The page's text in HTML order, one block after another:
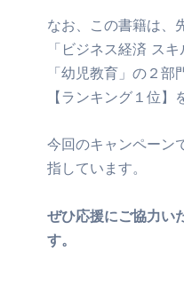
なお、この書籍は、
「ビジネス経済 スキ
「幼児教育」の２部
【ランキング１位】
今回のキャンペーン
指しています。
ぜひ応援にご協力い
す。